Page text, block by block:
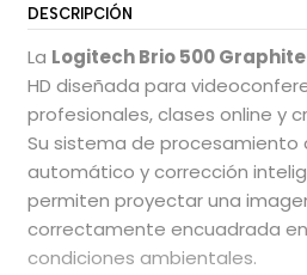
DESCRIPCIÓN
La Logitech Brio 500 Graphite
HD diseñada para
profesionales, clases online y
Su sistema de procesamiento
automático y corrección
permiten proyectar una
correctamente encuadrada
condiciones ambientales.